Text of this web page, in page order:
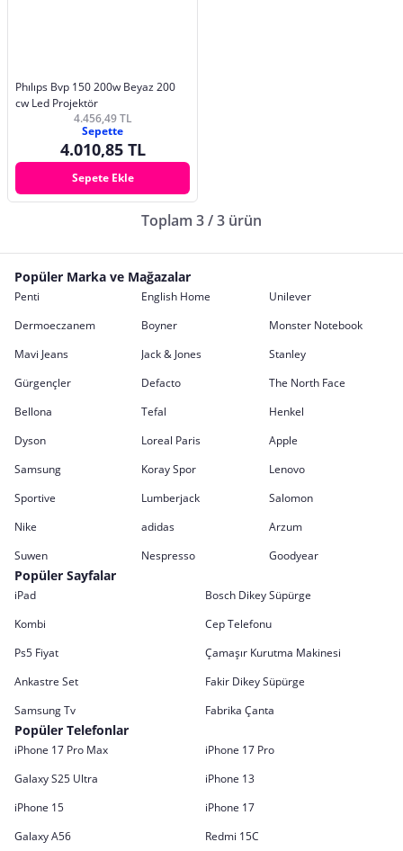
Phılıps Bvp 150 200w Beyaz 200
cw Led Projektör
4.456,49 TL
Sepette
4.010,85 TL
Sepete Ekle
Toplam 3 / 3 ürün
Popüler Marka ve Mağazalar
Penti English Home
Unilever
Dermoeczanem
Boyner
Monster Notebook
Mavi Jeans
Jack & Jones
Stanley
Gürgençler
Defacto
The North Face
Bellona
Tefal
Henkel
Dyson
Loreal Paris
Apple
Samsung
Koray Spor
Lenovo
Sportive
Lumberjack
Salomon
Nike
adidas
Arzum
Suwen
Nespresso Goodyear
Popüler Sayfalar
iPad
Bosch Dikey Süpürge
Kombi
Cep Telefonu
Ps5 Fiyat
Çamaşır Kurutma Makinesi
Ankastre Set
Fakir Dikey Süpürge
Samsung Tv
Fabrika Çanta
Popüler Telefonlar
iPhone 17 Pro Max
iPhone 17 Pro
Galaxy S25 Ultra
iPhone 13
iPhone 15
iPhone 17
Galaxy A56
Redmi 15C